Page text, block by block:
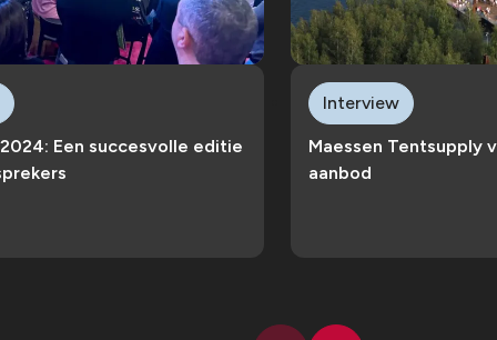
Een succesvolle editie
Maessen Tentsupply
aanbod
Interview